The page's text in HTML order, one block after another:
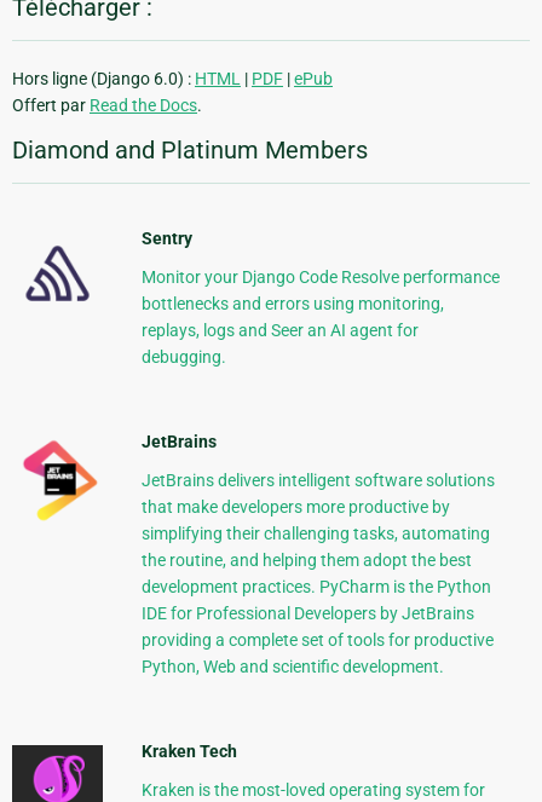
Télécharger :
Hors ligne (Django 6.0) : HTML | PDF |ePub
Offert par Read the Docs.
Diamond and Platinum Members
Sentry
Monitor your Django Code Resolve performance
bottlenecks and errors using monitoring,
replays, logs and Seer an AI agent for
debugging.
JetBrains
JetBrains delivers intelligent software solutions
that make developers more productive by
simplifying their challenging tasks, automating
the routine, and helping them adopt the best
development practices. PyCharm is the Python
IDE for Professional Developers by JetBrains
providing a complete set of tools for productive
Python, Web and scientific development.
Kraken Tech
Kraken is the most-loved operating system for